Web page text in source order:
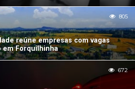
reúne empresas com vagas
em Forquilhinha
805
672